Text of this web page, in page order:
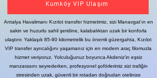
Kumköy VIP Ulaşım
Antalya Havalimanı Kızılot transfer hizmetimiz, sizi Manavgat’ın en
sakin ve huzurlu sahil şeridine, kalabalıktan uzak bir konforla
ulaştırır. Yaklaşık 85-90 kilometrelik bu önemli güzergahta, Kızılot
VIP transfer ayrıcalığını yaşamanız için en modern araç filomuzla
hizmet veriyoruz. Yolculuğunuz boyunca Akdeniz’in eşsiz
manzarasını seyrederken, profesyonel şoförlerimiz sizi trafiğin
stresinden uzak, güvenli bir rotadan doğrudan otelinize